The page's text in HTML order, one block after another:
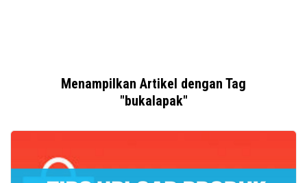
Menampilkan Artikel dengan Tag
"bukalapak"